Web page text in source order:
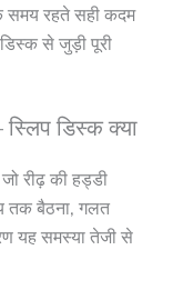
समय रहते सही कदम
से जुड़ी पूरी
डिस्क क्या
रीढ़ की हड्डी
बैठना, गलत
यह समस्या तेजी से